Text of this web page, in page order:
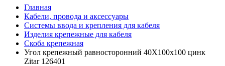
Главная
Кабели, провода и аксессуары
Системы ввода и крепления для кабеля
Изделия крепежные для кабеля
Скоба крепежная
Угол крепежный равносторонний 40Х100х100 цинк
Zitar 126401